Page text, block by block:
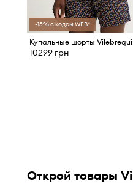
-15% с кодом WEB*
10299 грн
Открой товары